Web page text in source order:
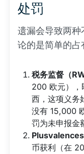
处罚
遗漏会导致两
论的是简单的占
税务监督（
200 欧元），
西，这项义务
没有 15,000
罚为未申报金
币获利（在